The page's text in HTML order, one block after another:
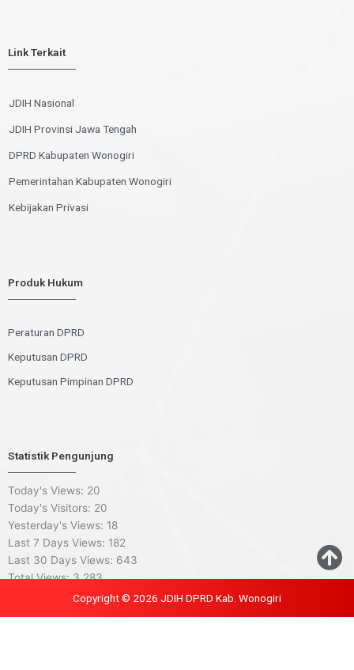
Link Terkait
JDIH Nasional
JDIH Provinsi Jawa Tengah
DPRD Kabupaten Wonogiri
Pemerintahan Kabupaten Wonogiri
Kebijakan Privasi
Produk Hukum
Peraturan DPRD
Keputusan DPRD
Keputusan Pimpinan DPRD
Statistik Pengunjung
Today's Views: 20
Today's Visitors: 20
Yesterday's Views: 18
Last 7 Days Views: 182
Last 30 Days Views: 643
Total Views:3,283
Copyright © 2026 JDIH DPRD Kab. Wonogiri